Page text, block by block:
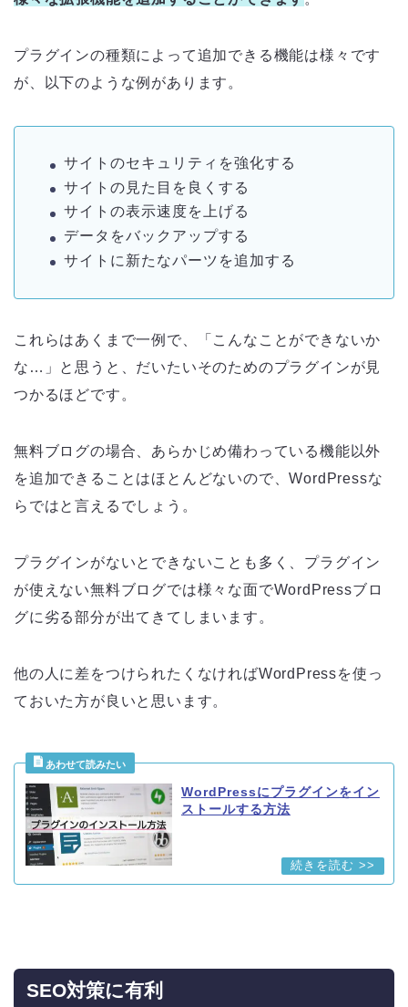
プラグインの種類によって追加できる機能は様々です
が、以下のような例があります。
サイトのセキュリティを強化する
サイトの見た目を良くする
サイトの表示速度を上げる
データをバックアップする
サイトに新たなパーツを追加する
これらはあくまで一例で、「こんなことができないか
な…」と思うと、だいたいそのためのプラグインが見
つかるほどです。
無料ブログの場合、あらかじめ備わっている機能以外
を追加できることはほとんどないので、WordPressな
らではと言えるでしょう。
プラグインがないとできないことも多く、プラグイン
が使えない無料ブログでは様々な面でWordPressブロ
グに劣る部分が出てきてしまいます。
他の人に差をつけられたくなければWordPressを使っ
ておいた方が良いと思います。
WordPressにプラグインをイン
ストールする方法
SEO対策に有利